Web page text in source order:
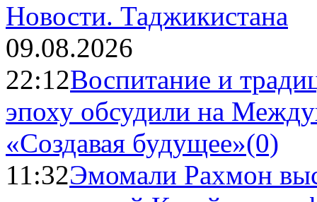
Новости. Таджикистана
09.08.2026
22:12Воспитание и
эпоху обсудили на
«Создавая будущее»(0)
11:32Эмомали Рахмон